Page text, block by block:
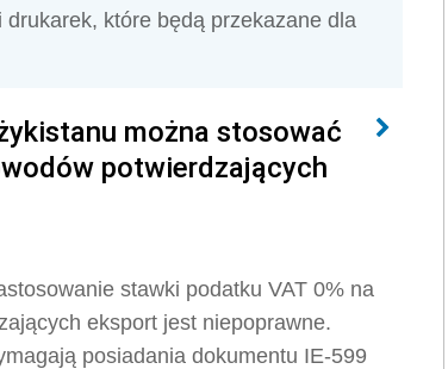
które będą przekazane dla
można stosować
potwierdzających
stawki podatku VAT 0% na
eksport jest niepoprawne.
posiadania dokumentu IE-599